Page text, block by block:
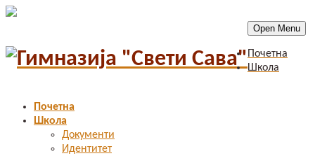
Почетна
Школа
Документи
Идентитет
Open Menu
Почетна
Школа